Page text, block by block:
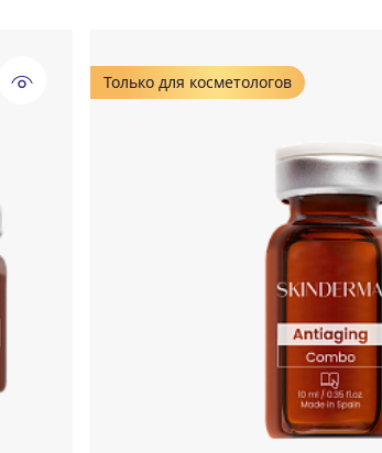
Только для косметологов